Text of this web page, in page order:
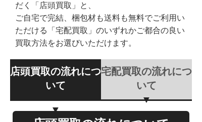
だく「店頭買取」と、
ご自宅で完結、梱包材も送料も無料でご利用い
ただける「宅配買取」のいずれかご都合の良い
買取方法をお選びいただけます。
店頭買取の流れにつ
いて
宅配買取の流れにつ
いて